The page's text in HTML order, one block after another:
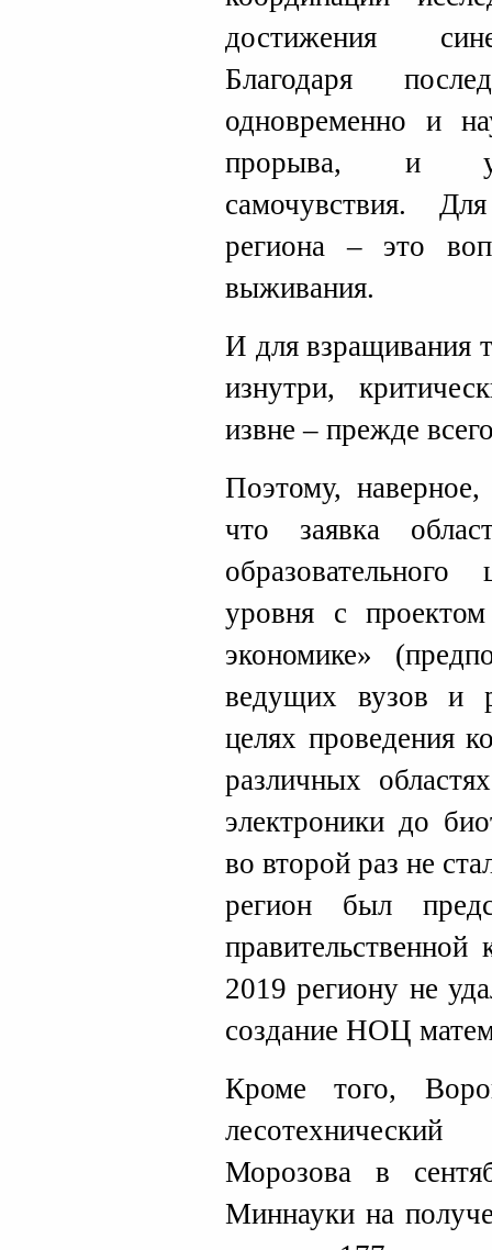
достижения
Благодаря
одновременно и
прорыва, и
самочувствия.
региона – это
выживания.
И для взращивания
изнутри,
извне – прежде
Поэтому,
что заявка
уровня с
экономике»
ведущих вузов и
целях проведения
различных
электроники до
во второй раз не
регион был
2019 региону не
создание НОЦ
Кроме того,
Морозова в
Миннауки на